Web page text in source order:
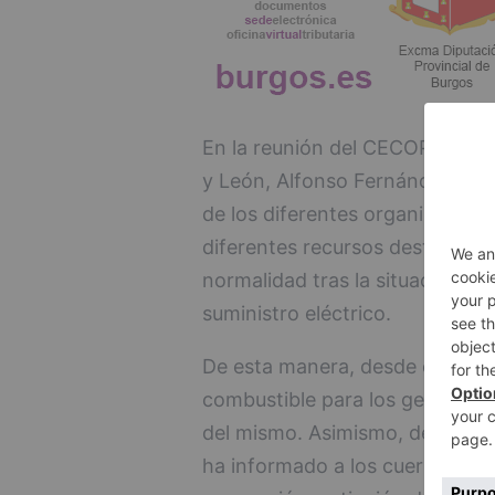
En la reunión del CECOPI,
y León, Alfonso Fernández
de los diferentes organismos
diferentes recursos
normalidad tras la situación
suministro eléctrico.
De esta manera, desde el
combustible para los
del mismo. Asimismo, desde la
ha informado a los cuerpos y